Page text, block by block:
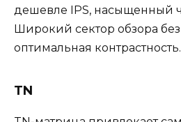
дешевле IPS, насыщенный
Широкий сектор обзора
оптимальная контрастность.
TN